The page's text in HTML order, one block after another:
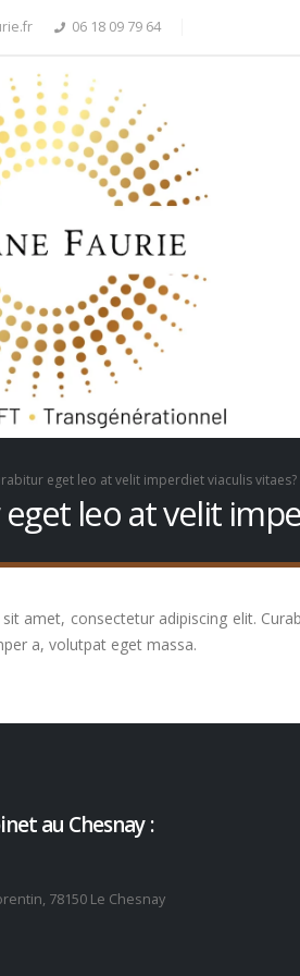
06 18 09 79 64
eget leo at velit imperdiet viaculis vitaes?
leo at velit
amet, consectetur adipiscing elit.
a, volutpat eget massa.
au Chesnay :
78150 Le Chesnay